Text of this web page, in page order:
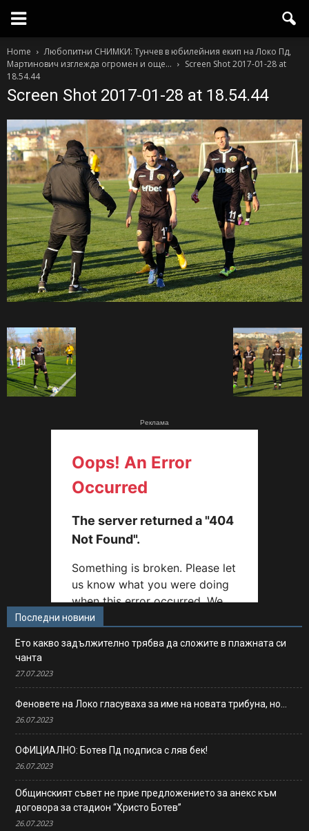
Home
Любопитни СНИМКИ: Тунчев в юбилейния екип на Локо Пд,
Мартинович изглежда огромен и още…
Screen Shot 2017-01-28 at
18.54.44
Screen Shot 2017-01-28 at 18.54.44
Реклама
Последни новини
Ето какво задължително трябва да сложите в плажната си
чанта
27.07.2023
Феновете на Локо гласуваха за име на новата трибуна, но…
26.07.2023
ОФИЦИАЛНО: Ботев Пд подписа с ляв бек!
26.07.2023
Общинският съвет не прие предложението за анекс към
договора за стадион “Христо Ботев”
26.07.2023